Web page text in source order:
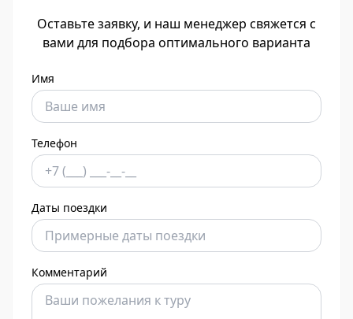
Оставьте заявку, и наш менеджер свяжется с
вами для подбора оптимального варианта
Имя
Телефон
Даты поездки
Комментарий